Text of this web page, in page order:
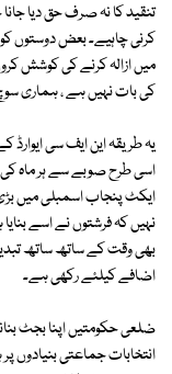
تنقید کا نہ صرف حق دیا
کرنی چاہیے۔ بعض دوستوں
میں ازالہ کرنے کی کوشش
کی بات نہیں ہے ، ہماری
یہ طریقہ این ایف سی
اسی طرح صوبے سے ہر ماہ
ایکٹ پنجاب اسمبلی میں
نہیں کہ فرشتوں نے اسے
بھی وقت کے ساتھ ساتھ
اضافے کیلئے رکھی ہے۔
ضلعی حکومتیں اپنا بجٹ
انتخابات جماعتی بنیادوں